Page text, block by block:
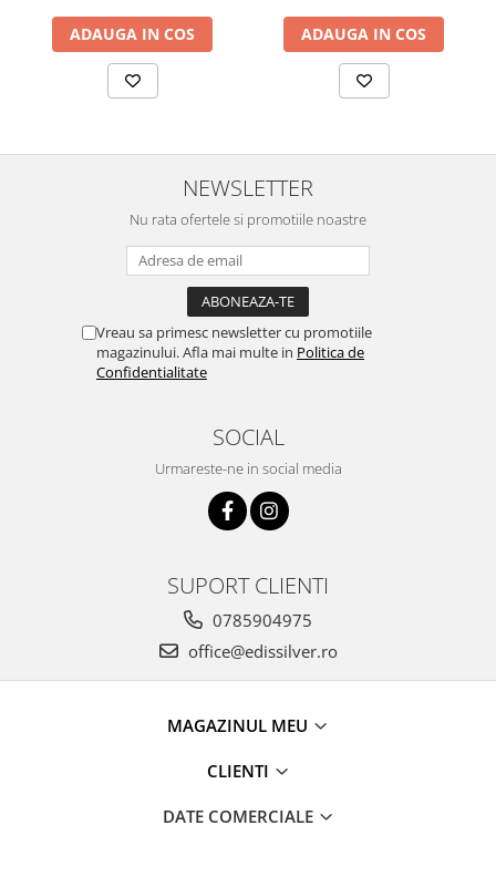
ADAUGA IN COS ADAUGA IN COS
NEWSLETTER
Nu rata ofertele si promotiile noastre
Vreau sa primesc newsletter cu promotiile
magazinului. Afla mai multe in Politica de
Confidentialitate
SOCIAL
Urmareste-ne in social media
SUPORT CLIENTI
0785904975
office@edissilver.ro
MAGAZINUL MEU
CLIENTI
DATE COMERCIALE